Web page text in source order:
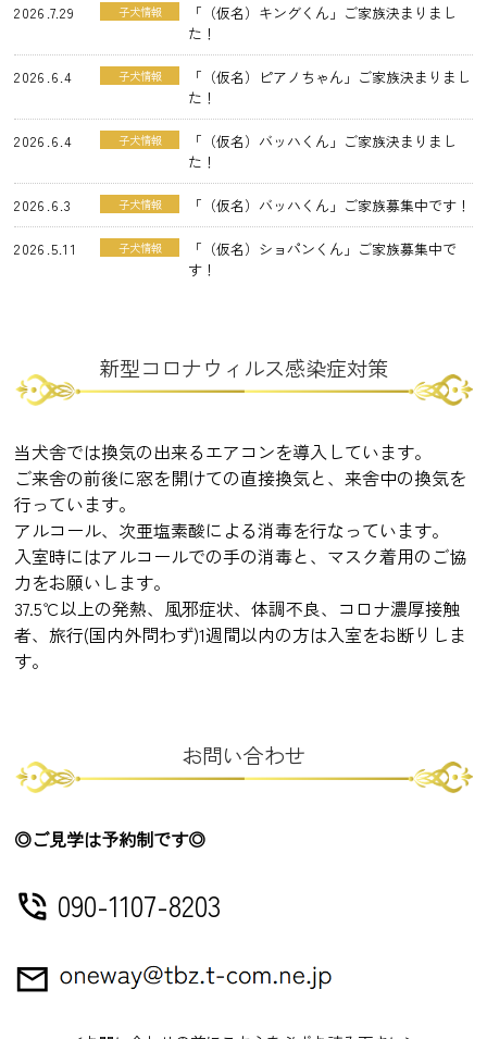
2026.7.29 子犬情報
「（仮名）キングくん」ご家族決まりまし
た！
2026.6.4 子犬情報
「（仮名）ピアノちゃん」ご家族決まりまし
た！
2026.6.4 子犬情報
「（仮名）バッハくん」ご家族決まりまし
た！
2026.6.3 子犬情報 「（仮名）バッハくん」ご家族募集中です！
2026.5.11 子犬情報
「（仮名）ショパンくん」ご家族募集中で
す！
2026.5.2 子犬情報
「（仮名）クロミちゃん」ご家族決まりまし
た！
2026.4.20 「（仮名）ユキちゃん」ご家族募集中です！
2026.4.20 子犬情報
「（仮名）サムライくん」ご家族決まりまし
2026.3.20 子犬情報
「（仮名）クロミちゃん」ご家族募集中で
す！
2026.3.20 子犬情報
「（仮名）サムライくん」ご家族募集中で
す！
2026.1.15 子犬情報
「2025年10月27日生まれ女の子」ご家族募集
2025.12.18 子犬情報
「（仮名）シェリーちゃん」ご家族決まりま
2025.11.17 子犬情報
「（仮名）ぱんこちゃん」ご家族決まりまし
2025.11.13 子犬情報 「（仮名）こむぎくん」ご家族募集中です！
新型コロナウィルス感染症対策
当犬舎では換気の出来るエアコンを導入しています。
ご来舎の前後に窓を開けての直接換気と、来舎中の換気を
行っています。
アルコール、次亜塩素酸による消毒を行なっています。
入室時にはアルコールでの手の消毒と、マスク着用のご協
力をお願いします。
37.5℃以上の発熱、風邪症状、体調不良、コロナ濃厚接触
者、旅行(国内外問わず)1週間以内の方は入室をお断りしま
す。
お問い合わせ
◎ご見学は予約制です◎
phone_in_talk 090-1107-8203
mail_outline